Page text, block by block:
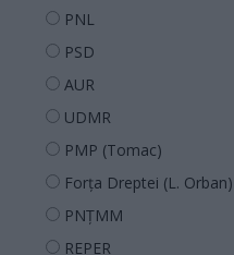
PNL
PSD
AUR
UDMR
PMP (Tomac)
Forța Dreptei (L. Orban)
PNȚMM
REPER